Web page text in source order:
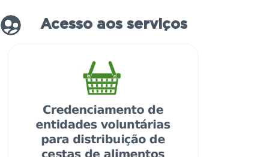
Acesso aos serviços